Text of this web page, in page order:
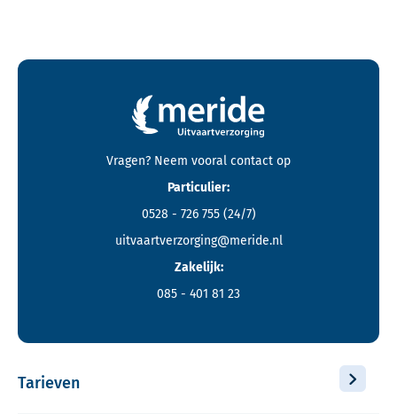
Contactgegevens en footer menu van Meride
Vragen? Neem vooral contact op
Particulier:
0528 - 726 755 (24/7)
uitvaartverzorging@meride.nl
Zakelijk:
085 - 401 81 23
Tarieven